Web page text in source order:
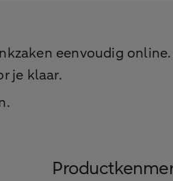
eenvoudig
je klaar.